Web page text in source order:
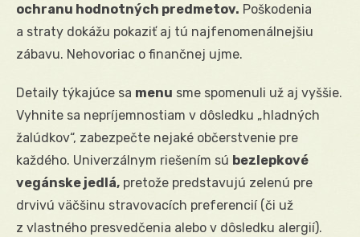
ochranu hodnotných predmetov. Poškodenia
a straty dokážu pokaziť aj tú najfenomenálnejšiu
zábavu. Nehovoriac o finančnej ujme.
Detaily týkajúce sa menu sme spomenuli už aj vyššie.
Vyhnite sa nepríjemnostiam v dôsledku „hladných
žalúdkov“, zabezpečte nejaké občerstvenie pre
každého. Univerzálnym riešením sú bezlepkové
vegánske jedlá, pretože predstavujú zelenú pre
drvivú väčšinu stravovacích preferencií (či už
z vlastného presvedčenia alebo v dôsledku alergií).